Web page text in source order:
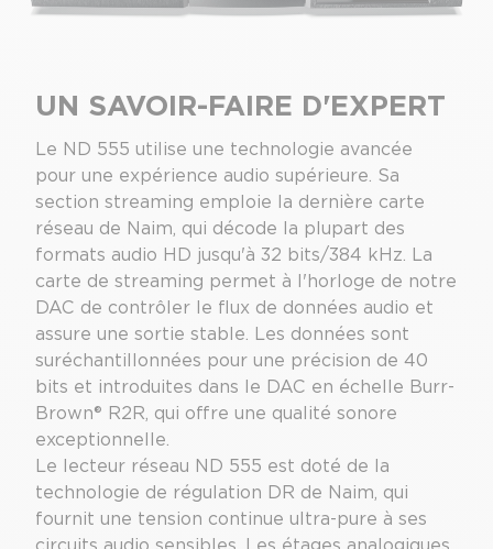
UN SAVOIR-FAIRE D'EXPERT
Le ND 555 utilise une technologie avancée
pour une expérience audio supérieure. Sa
section streaming emploie la dernière carte
réseau de Naim, qui décode la plupart des
formats audio HD jusqu'à 32 bits/384 kHz. La
carte de streaming permet à l'horloge de notre
DAC de contrôler le flux de données audio et
assure une sortie stable. Les données sont
suréchantillonnées pour une précision de 40
bits et introduites dans le DAC en échelle Burr-
Brown® R2R, qui offre une qualité sonore
exceptionnelle.
Le lecteur réseau ND 555 est doté de la
technologie de régulation DR de Naim, qui
fournit une tension continue ultra-pure à ses